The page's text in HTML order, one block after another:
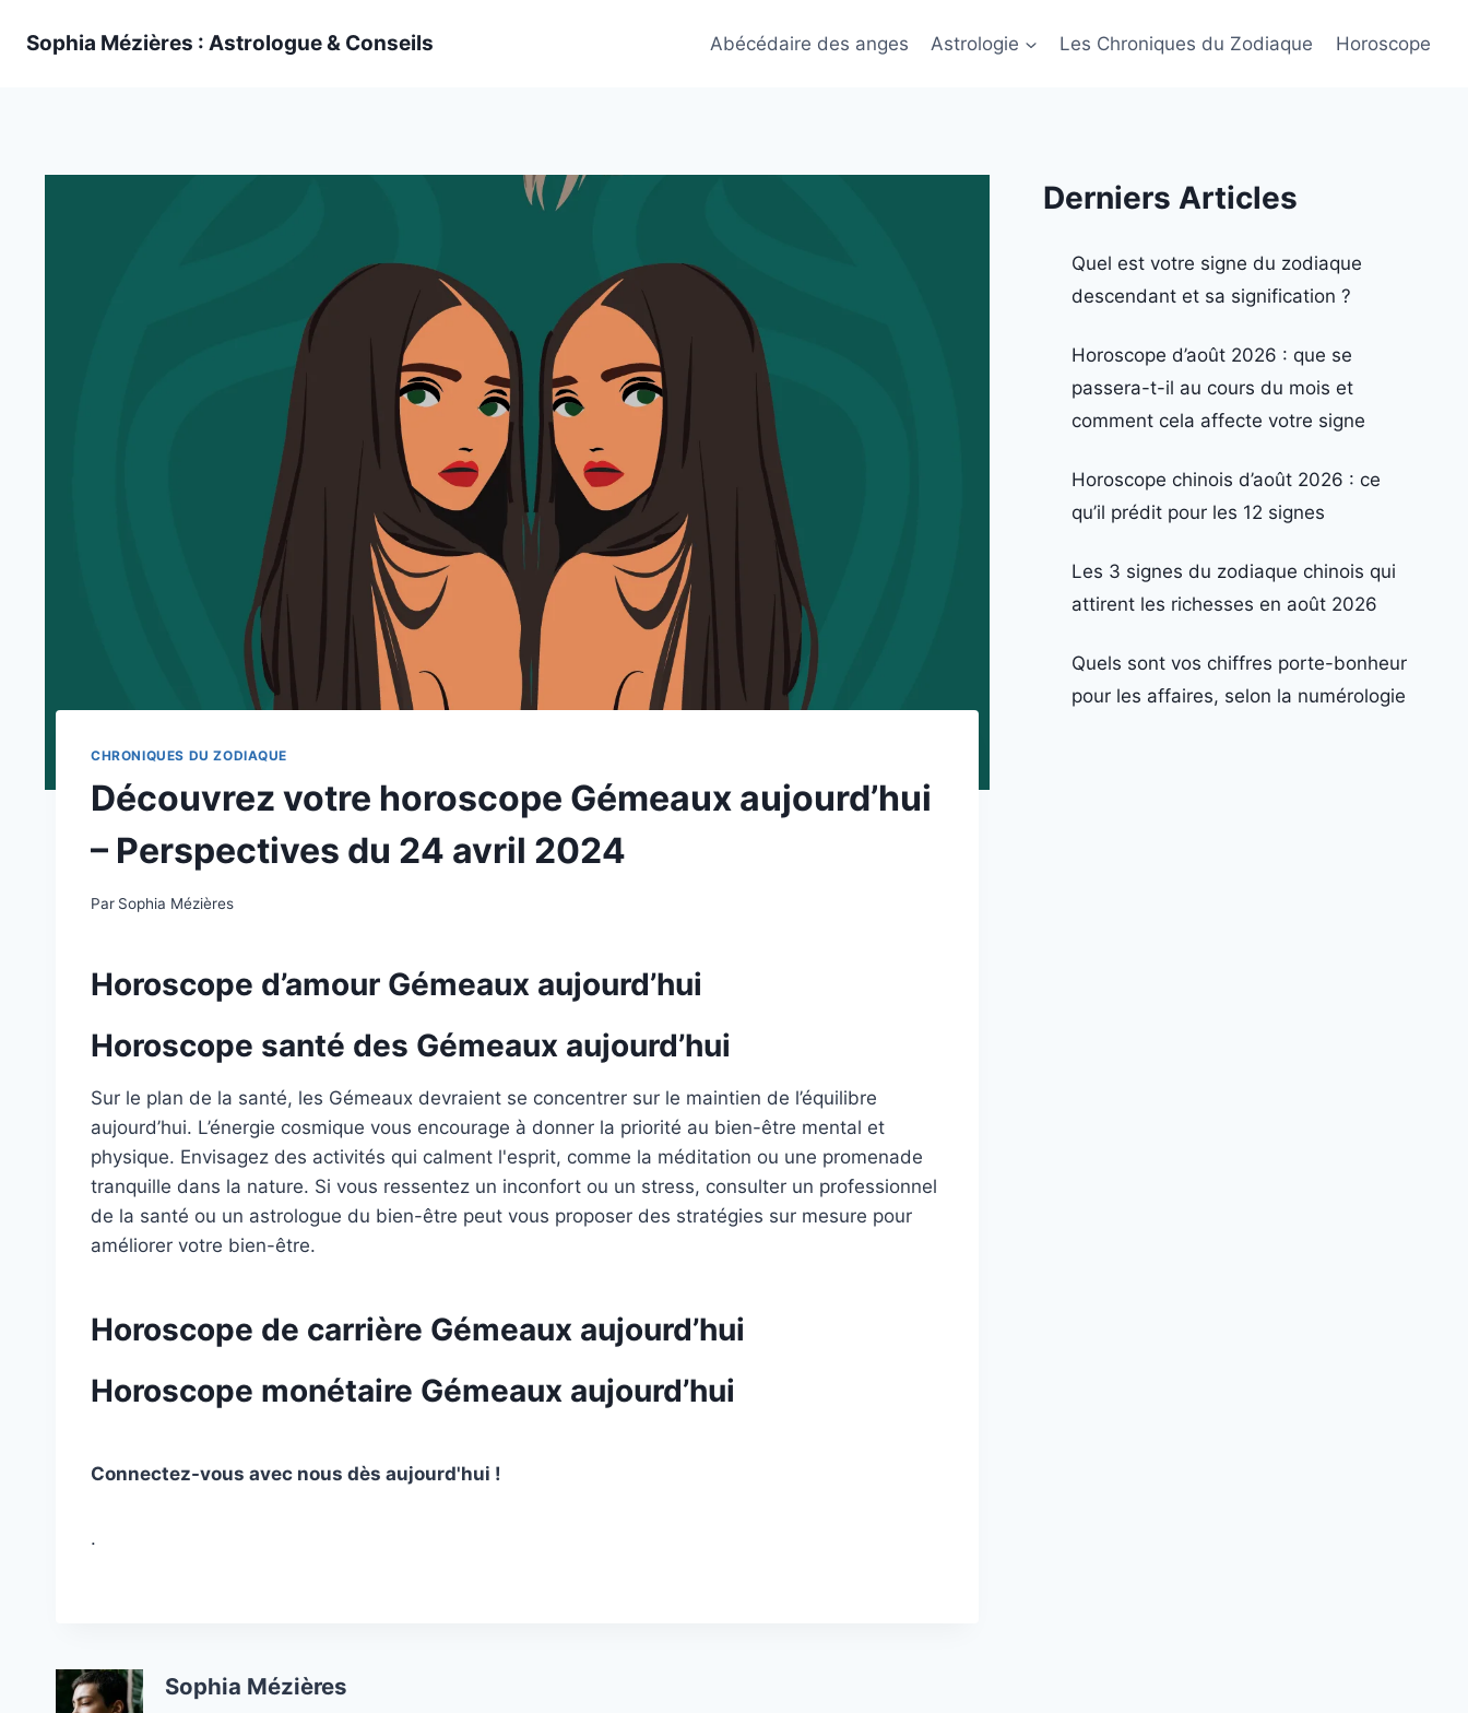
Sophia Mézières : Astrologue & Conseils Abécédaire des anges Astrologie Les Chroniques du Zodiaque Horoscope
CHRONIQUES DU ZODIAQUE
Découvrez votre horoscope Gémeaux aujourd’hui
– Perspectives du 24 avril 2024
Par Sophia Mézières
Horoscope d’amour Gémeaux aujourd’hui
Horoscope santé des Gémeaux aujourd’hui
Sur le plan de la santé, les Gémeaux devraient se concentrer sur le maintien de l’équilibre
aujourd’hui. L’énergie cosmique vous encourage à donner la priorité au bien-être mental et
physique. Envisagez des activités qui calment l'esprit, comme la méditation ou une promenade
tranquille dans la nature. Si vous ressentez un inconfort ou un stress, consulter un professionnel
de la santé ou un astrologue du bien-être peut vous proposer des stratégies sur mesure pour
améliorer votre bien-être.
Horoscope de carrière Gémeaux aujourd’hui
Horoscope monétaire Gémeaux aujourd’hui
Connectez-vous avec nous dès aujourd'hui !
.
Sophia Mézières
Derniers Articles
Quel est votre signe du zodiaque
descendant et sa signification ?
Horoscope d’août 2026 : que se
passera-t-il au cours du mois et
comment cela affecte votre signe
Horoscope chinois d’août 2026 : ce
qu’il prédit pour les 12 signes
Les 3 signes du zodiaque chinois qui
attirent les richesses en août 2026
Quels sont vos chiffres porte-bonheur
pour les affaires, selon la numérologie